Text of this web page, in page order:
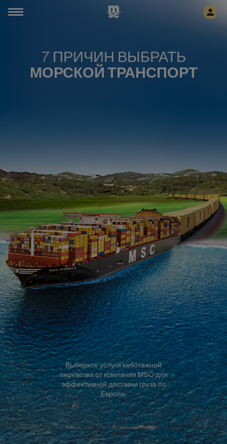
7 ПРИЧИН ВЫБРАТЬ
МОРСКОЙ ТРАНСПОРТ
Выберите услуги каботажной
перевозки от компании MSC для
эффективной доставки груза по
Европе.